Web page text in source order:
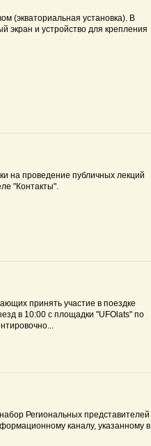
(экваториальная установка). В
экран и устройство для крепления
на проведение публичных лекций
"Контакты".
принять участие в поездке
в 10:00 с площадки "UFOlats" по
Региональных представителей
каналу, указанному в